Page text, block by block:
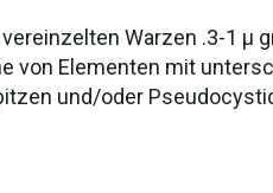
Warzen .3-1
von Elementen mit
und/oder